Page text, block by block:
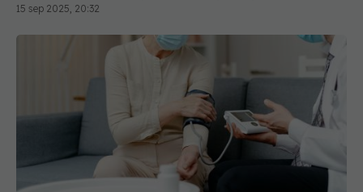
15 sep 2025, 20:32